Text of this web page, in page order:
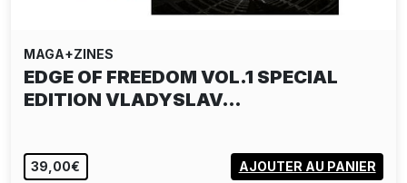
MAGA+ZINES
EDGE OF FREEDOM VOL.1 SPECIAL
EDITION VLADYSLAV…
39,00€ AJOUTER AU PANIER